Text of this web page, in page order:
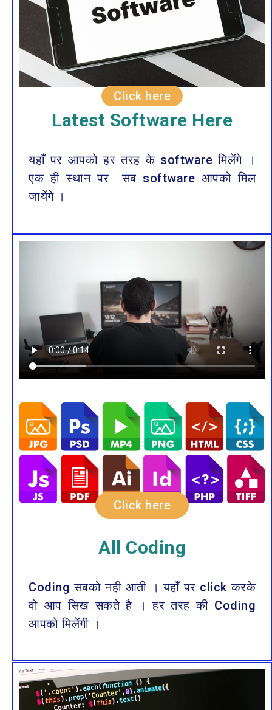
Click here
Latest Software Here
यहाँं पर आपको हर तरह के software मिलेंगे ।
एक ही स्थान पर सब software आपको मिल
जायेंगे ।
Click here
All Coding
Coding सबको नही आती । यहाँं पर click करके
वो आप सिख सकते है । हर तरह की Coding
आपको मिलेंगी ।